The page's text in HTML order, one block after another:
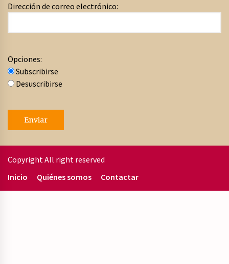
Dirección de correo electrónico:
Opciones:
Subscribirse
Desuscribirse
Copyright All right reserved
Inicio
Quiénes somos Contactar